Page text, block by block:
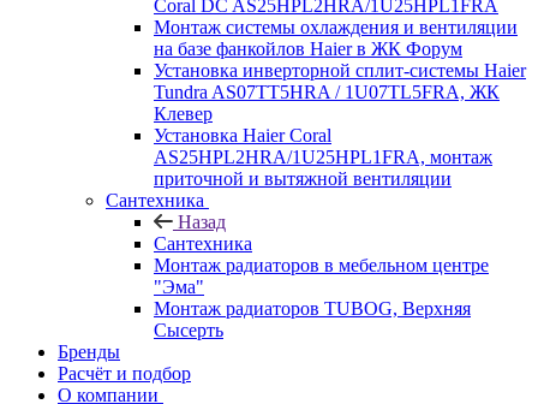
Coral DC AS25HPL2HRA/1U25HPL1FRA
Монтаж системы охлаждения и вентиляции
на базе фанкойлов Haier в ЖК Форум
Установка инверторной сплит-системы Haier
Tundra AS07TT5HRA / 1U07TL5FRA, ЖК
Клевер
Установка Haier Coral
AS25HPL2HRA/1U25HPL1FRA, монтаж
приточной и вытяжной вентиляции
Сантехника
Назад
Сантехника
Монтаж радиаторов в мебельном центре
"Эма"
Монтаж радиаторов TUBOG, Верхняя
Сысерть
Бренды
Расчёт и подбор
О компании